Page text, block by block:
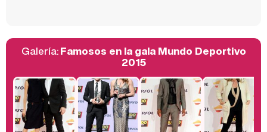
Belén Esteban: "Estoy emocionada, muy contenta y muy feliz por llegar a RTVE"
Manu Baqueiro: "Tuve como referente a Bruce Willis en 'Luz de Luna' para mi trabajo en la serie 'Perdiendo el juicio'"
Galería:Famosos en la gala Mundo Deportivo
2015